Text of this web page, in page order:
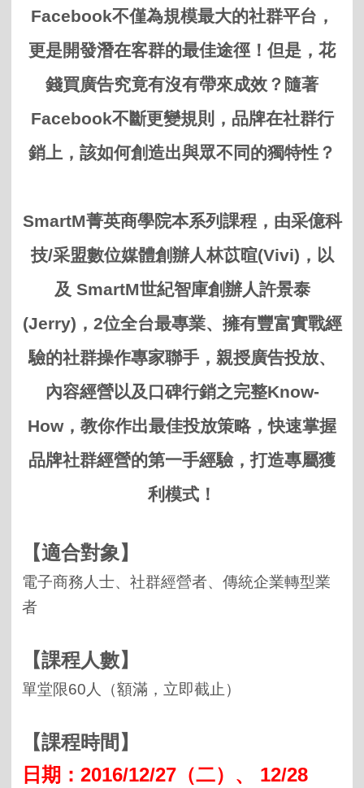
Facebook不僅為規模最大的社群平台，
更是開發潛在客群的最佳途徑！但是，花
錢買廣告究竟有沒有帶來成效？隨著
Facebook不斷更變規則，品牌在社群行
銷上，該如何創造出與眾不同的獨特性？
SmartM菁英商學院本系列課程，由采億科
技/采盟數位媒體創辦人林苡暄(Vivi) ，以
及 SmartM世紀智庫創辦人許景泰
(Jerry) ， 2位全台最專業、擁有豐富實戰經
驗的社群操作專家聯手，親授廣告投放、
內容經營以及口碑行銷之完整Know-
How，教你作出最佳投放策略，快速掌握
品牌社群經營的第一手經驗，打造專屬獲
利模式！
【適合對象】
電子商務人士、社群經營者、傳統企業轉型業
者
【課程人數】
單堂限60 人（額滿，立即截止）
【課程時間】
日期：2016/12/27 （二）、
12/28